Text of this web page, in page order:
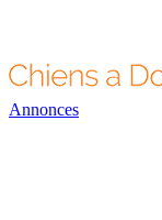
Annonces